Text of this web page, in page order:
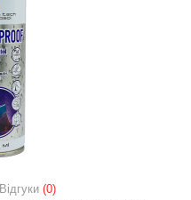
Відгуки (0)